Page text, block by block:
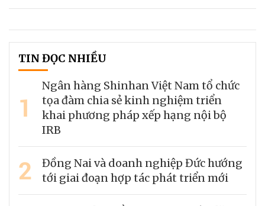
TIN ĐỌC NHIỀU
1
Ngân hàng Shinhan Việt Nam tổ chức
tọa đàm chia sẻ kinh nghiệm triển
khai phương pháp xếp hạng nội bộ
IRB
2
Đồng Nai và doanh nghiệp Đức hướng
tới giai đoạn hợp tác phát triển mới